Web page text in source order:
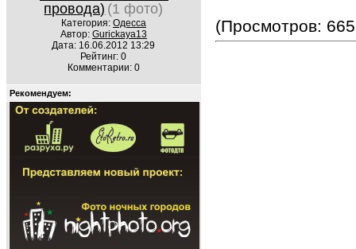
провода) (1 фото)
Категория: Одесса
Автор: Gurickaya13
Дата: 16.06.2012 13:29
Рейтинг: 0
Комментарии: 0
Рекомендуем:
(Просмотров: